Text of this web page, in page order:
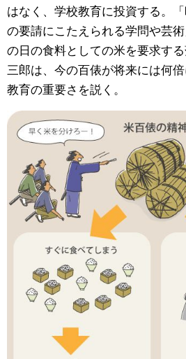
はなく、学校教育に投資する。
の要請にこたえられる学問や芸
の日の食料としての米を要求す
三郎は、今の百俵が将来には何
教育の重要さを説く。